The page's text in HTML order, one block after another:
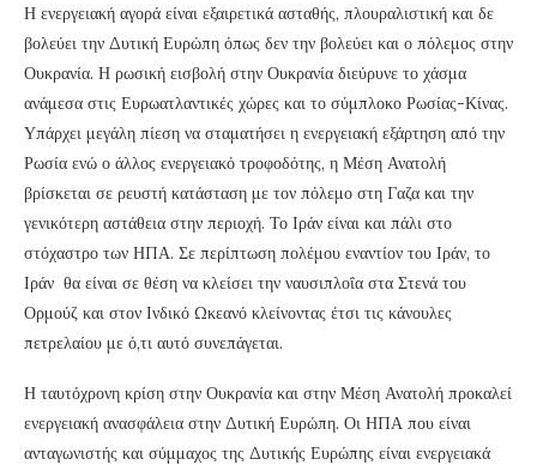
Η ενεργειακή αγορά είναι εξαιρετικά ασταθής, πλουραλιστική και δε
βολεύει την Δυτική Ευρώπη όπως δεν την βολεύει και ο πόλεμος στην
Ουκρανία. Η ρωσική εισβολή στην Ουκρανία διεύρυνε το χάσμα
ανάμεσα στις Ευρωατλαντικές χώρες και το σύμπλοκο Ρωσίας-Κίνας.
Υπάρχει μεγάλη πίεση να σταματήσει η ενεργειακή εξάρτηση από την
Ρωσία ενώ ο άλλος ενεργειακό τροφοδότης, η Μέση Ανατολή
βρίσκεται σε ρευστή κατάσταση με τον πόλεμο στη Γαζα και την
γενικότερη αστάθεια στην περιοχή. Το Ιράν είναι και πάλι στο
στόχαστρο των ΗΠΑ. Σε περίπτωση πολέμου εναντίον του Ιράν, το
Ιράν θα είναι σε θέση να κλείσει την ναυσιπλοΐα στα Στενά του
Ορμούζ και στον Ινδικό Ωκεανό κλείνοντας έτσι τις κάνουλες
πετρελαίου με ό,τι αυτό συνεπάγεται.
Η ταυτόχρονη κρίση στην Ουκρανία και στην Μέση Ανατολή προκαλεί
ενεργειακή ανασφάλεια στην Δυτική Ευρώπη. Οι ΗΠΑ που είναι
ανταγωνιστής και σύμμαχος της Δυτικής Ευρώπης είναι ενεργειακά